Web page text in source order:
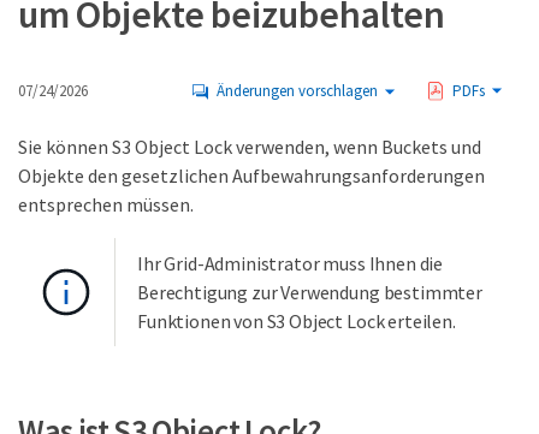
um Objekte beizubehalten
07/24/2026 Änderungen vorschlagen PDFs
Sie können S3 Object Lock verwenden, wenn Buckets und
Objekte den gesetzlichen Aufbewahrungsanforderungen
entsprechen müssen.
Ihr Grid-Administrator muss Ihnen die
Berechtigung zur Verwendung bestimmter
Funktionen von S3 Object Lock erteilen.